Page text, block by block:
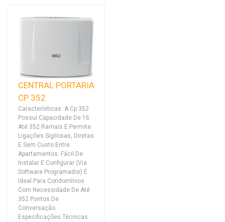
CENTRAL PORTARIA
CP 352
Características: A Cp 352
Possui Capacidade De 16
Até 352 Ramais E Permite
Ligações Sigilosas, Diretas
E Sem Custo Entre
Apartamentos. Fácil De
Instalar E Configurar (Via
Software Programador) É
Ideal Para Condomínios
Com Necessidade De Até
352 Pontos De
Conversação.
Especificações Técnicas